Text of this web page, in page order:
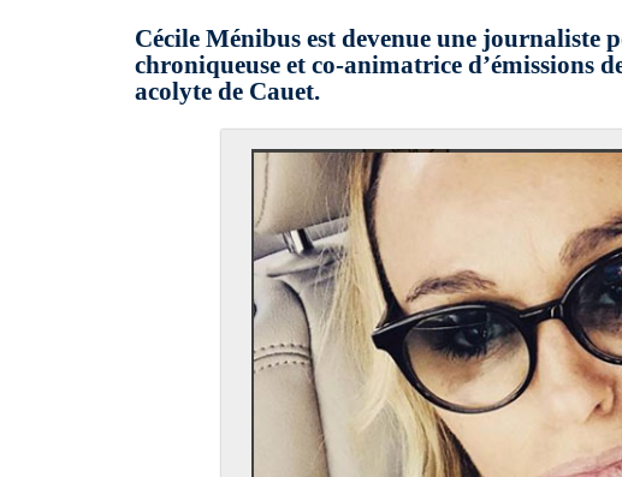
Cécile Ménibus est devenue une journaliste
chroniqueuse et co-animatrice d’émissions
acolyte de Cauet.